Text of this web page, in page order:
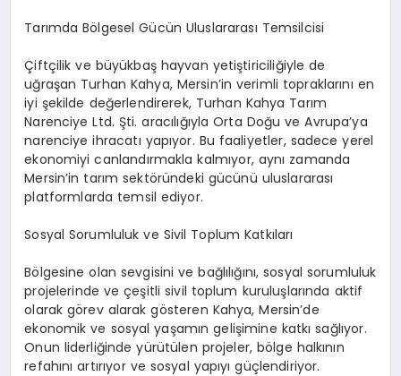
Tarımda Bölgesel Gücün Uluslararası Temsilcisi
Çiftçilik ve büyükbaş hayvan yetiştiriciliğiyle de
uğraşan Turhan Kahya, Mersin’in verimli topraklarını en
iyi şekilde değerlendirerek, Turhan Kahya Tarım
Narenciye Ltd. Şti. aracılığıyla Orta Doğu ve Avrupa’ya
narenciye ihracatı yapıyor. Bu faaliyetler, sadece yerel
ekonomiyi canlandırmakla kalmıyor, aynı zamanda
Mersin’in tarım sektöründeki gücünü uluslararası
platformlarda temsil ediyor.
Sosyal Sorumluluk ve Sivil Toplum Katkıları
Bölgesine olan sevgisini ve bağlılığını, sosyal sorumluluk
projelerinde ve çeşitli sivil toplum kuruluşlarında aktif
olarak görev alarak gösteren Kahya, Mersin’de
ekonomik ve sosyal yaşamın gelişimine katkı sağlıyor.
Onun liderliğinde yürütülen projeler, bölge halkının
refahını artırıyor ve sosyal yapıyı güçlendiriyor.